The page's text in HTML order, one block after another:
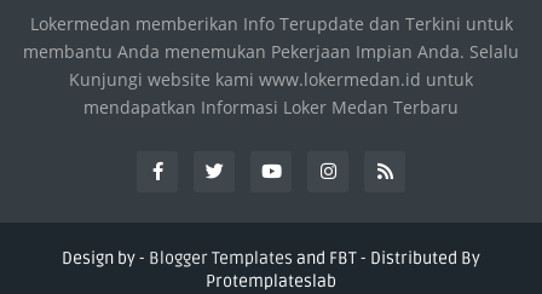
Lokermedan memberikan Info Terupdate dan Terkini untuk
membantu Anda menemukan Pekerjaan Impian Anda. Selalu
Kunjungi website kami www.lokermedan.id untuk
mendapatkan Informasi Loker Medan Terbaru
Design by - Blogger Templates and FBT- Distributed By
Protemplateslab